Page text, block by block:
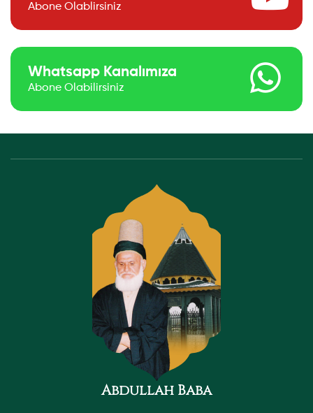
Abone Olablirsiniz
Whatsapp Kanalımıza
Abone Olabilirsiniz
Abdullah Baba